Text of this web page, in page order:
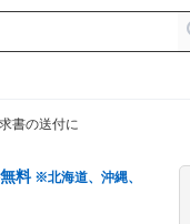
書の送付に
料 ※北海道、沖縄、